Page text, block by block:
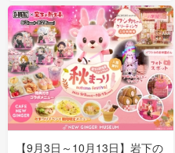
【9月3日～10月13日】岩下の